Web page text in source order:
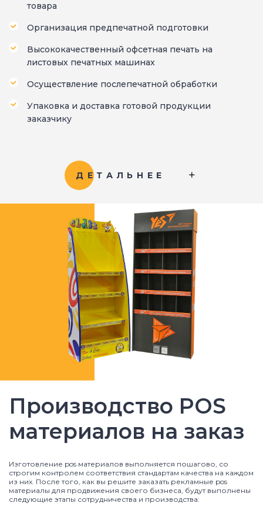
товара
Организация предпечатной подготовки
Высококачественный офсетная печать на
листовых печатных машинах
Осуществление послепечатной обработки
Упаковка и доставка готовой продукции
заказчику
ДЕТАЛЬНЕЕ
Производство POS
материалов на заказ
Изготовление pos материалов выполняется пошагово, со
строгим контролем соответствия стандартам качества на каждом
из них. После того, как вы решите заказать рекламные pos
материалы для продвижения своего бизнеса, будут выполнены
следующие этапы сотрудничества и производства: